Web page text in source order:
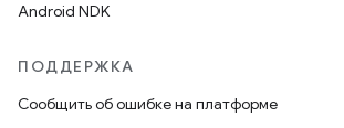
Android NDK
ПОДДЕРЖКА
Сообщить об ошибке на платформе